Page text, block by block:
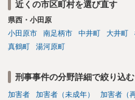
近くの市区町村を選び直す
県西・小田原
小田原市
南足柄市 中井町 大井町
真鶴町
湯河原町
刑事事件の分野詳細で絞り込む
加害者 加害者（未成年） 加害者（